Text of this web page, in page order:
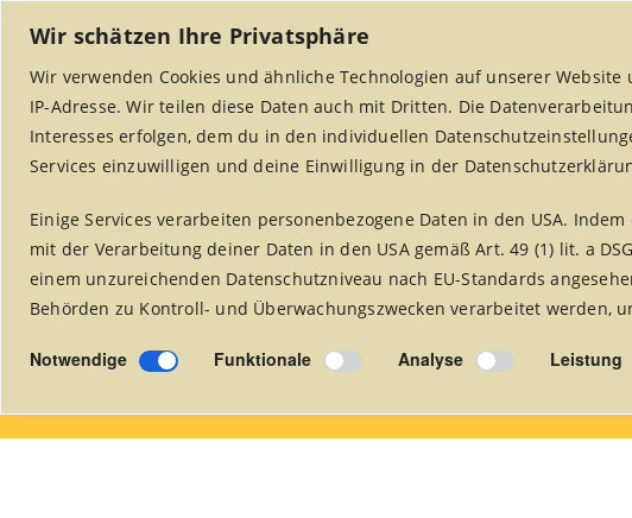
Wir schätzen Ihre Privatsphäre
Wir verwenden Cookies und ähnliche Technologien auf unserer
IP-Adresse. Wir teilen diese Daten auch mit Dritten. Die
Interesses erfolgen, dem du in den individuellen
Services einzuwilligen und deine Einwilligung in der
Einige Services verarbeiten personenbezogene Daten in den USA.
mit der Verarbeitung deiner Daten in den USA gemäß Art. 49 (1) lit. a
einem unzureichenden Datenschutzniveau nach EU-Standards
Behörden zu Kontroll- und Überwachungszwecken verarbeitet werden,
Notwendige Funktionale Analyse Leistung
Startseite Weltladen Alsdorf Projekte fair
fairer Handel